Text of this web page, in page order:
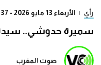
رأي | الأربعاء 13 مايو 2026 - 12:37
سميرة حدوشي..
صوت المغرب